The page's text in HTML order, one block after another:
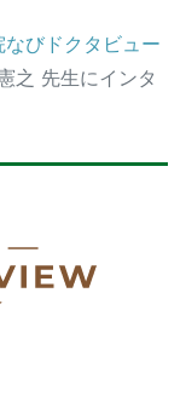
びドクタビュー
之 先生にインタ